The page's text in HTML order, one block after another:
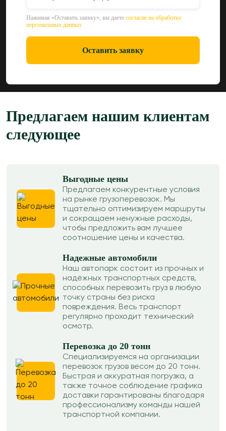
Нажимая «Оставить заявку», вы даете согласие на обработку
персональных данных
Оставить заявку
Предлагаем нашим клиентам
следующее
Выгодные цены
Предлагаем конкурентные условия
на рынке грузоперевозок. Мы
тщательно оптимизируем маршруты
и сокращаем ненужные расходы,
чтобы предложить вам лучшее
соотношение цены и качества.
Надежные автомобили
Наш автопарк состоит из прочных и
надёжных транспортных средств,
способных перевозить груз в любую
точку страны без риска
повреждения. Весь транспорт
регулярно проходит технический
осмотр.
Перевозка до 20 тонн
Специализируемся на организации
перевозок грузов весом до 20 тонн.
Быстрая и аккуратная погрузка, а
также точное соблюдение графика
доставки гарантированы благодаря
профессионализму команды нашей
транспортной компании.